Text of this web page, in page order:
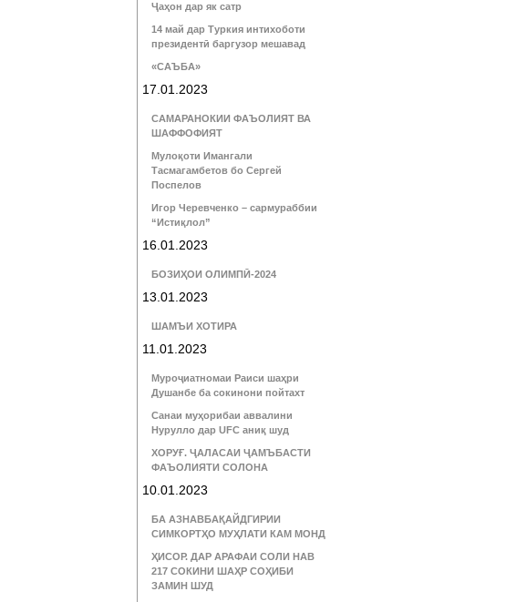
Ҷаҳон дар як сатр
14 май дар Туркия интихоботи
президентӣ баргузор мешавад
«САЪБА»
17.01.2023
САМАРАНОКИИ ФАЪОЛИЯТ ВА
ШАФФОФИЯТ
Мулоқоти Имангали
Тасмагамбетов бо Сергей
Поспелов
Игор Черевченко – сармураббии
“Истиқлол”
16.01.2023
БОЗИҲОИ ОЛИМПӢ-2024
13.01.2023
ШАМЪИ ХОТИРА
11.01.2023
Муроҷиатномаи Раиси шаҳри
Душанбе ба сокинони пойтахт
Санаи муҳорибаи аввалини
Нурулло дар UFC аниқ шуд
ХОРУҒ. ҶАЛАСАИ ҶАМЪБАСТИ
ФАЪОЛИЯТИ СОЛОНА
10.01.2023
БА АЗНАВБАҚАЙДГИРИИ
СИМКОРТҲО МУҲЛАТИ КАМ МОНД
ҲИСОР. ДАР АРАФАИ СОЛИ НАВ
217 СОКИНИ ШАҲР СОҲИБИ
ЗАМИН ШУД